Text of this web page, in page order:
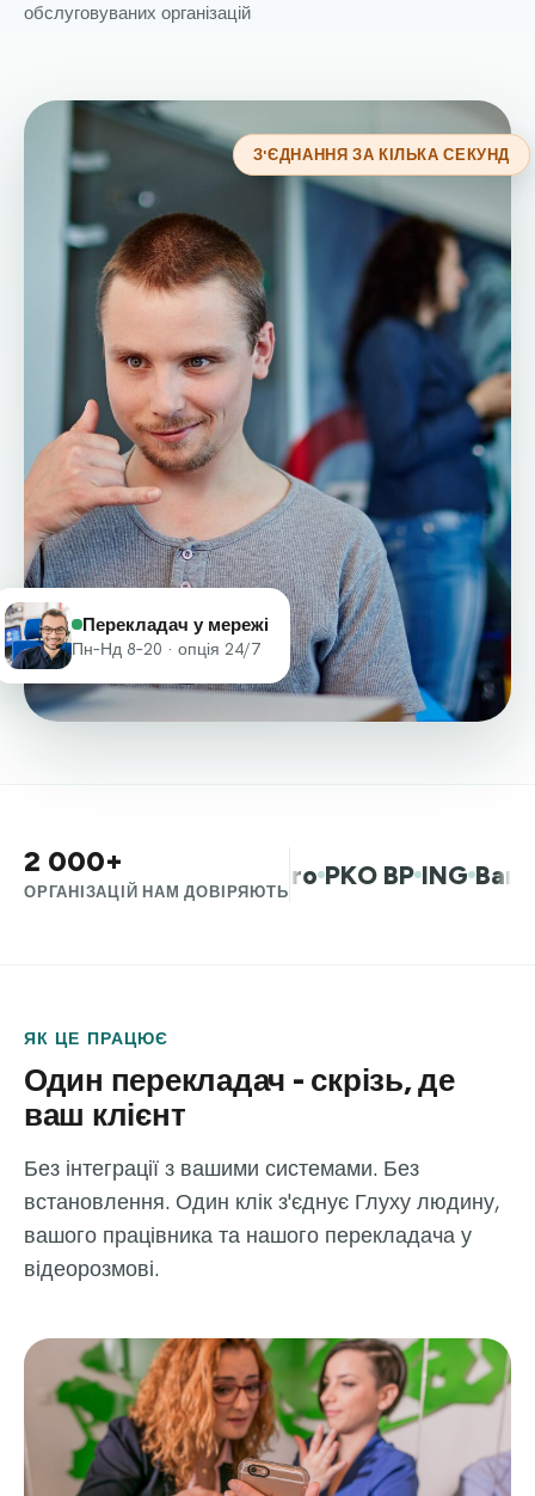
обслуговуваних організацій
Перекладач у мережі
Пн–Нд 8–20 · опція 24/7
З'ЄДНАННЯ ЗА КІЛЬКА СЕКУНД
2 000+
ОРГАНІЗАЦІЙ НАМ ДОВІРЯЮТЬ
м.ст. Варшава PKO BP ING Bank
ЯК ЦЕ ПРАЦЮЄ
Один перекладач - скрізь, де
ваш клієнт
Без інтеграції з вашими системами. Без
встановлення. Один клік з'єднує Глуху людину,
вашого працівника та нашого перекладача у
відеорозмові.